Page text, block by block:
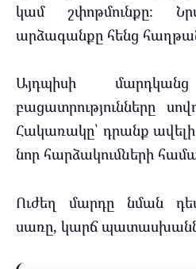
կամ շփոթմունքը։
արձագանքը հենց
Այդպիսի
բացատրությունները
Հակառակը՝ դրանք
նոր հարձակումների
Ուժեղ մարդը նման
սառը, կարճ